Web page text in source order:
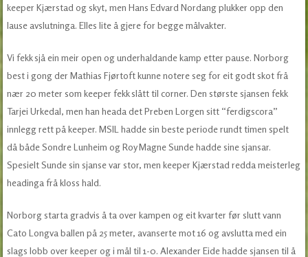
keeper Kjærstad og skyt, men Hans Edvard Nordang plukker opp den
lause avslutninga. Elles lite å gjere for begge målvakter.
Vi fekk sjå ein meir open og underhaldande kamp etter pause. Norborg
best i gong der Mathias Fjørtoft kunne notere seg for eit godt skot frå
nær 20 meter som keeper fekk slått til corner. Den største sjansen fekk
Tarjei Urkedal, men han heada det Preben Lorgen sitt “ferdigscora”
innlegg rett på keeper. MSIL hadde sin beste periode rundt timen spelt
då både Sondre Lunheim og Roy Magne Sunde hadde sine sjansar.
Spesielt Sunde sin sjanse var stor, men keeper Kjærstad redda meisterleg
headinga frå kloss hald.
Norborg starta gradvis å ta over kampen og eit kvarter før slutt vann
Cato Longva ballen på 25 meter, avanserte mot 16 og avslutta med ein
slags lobb over keeper og i mål til 1-0. Alexander Eide hadde sjansen til å